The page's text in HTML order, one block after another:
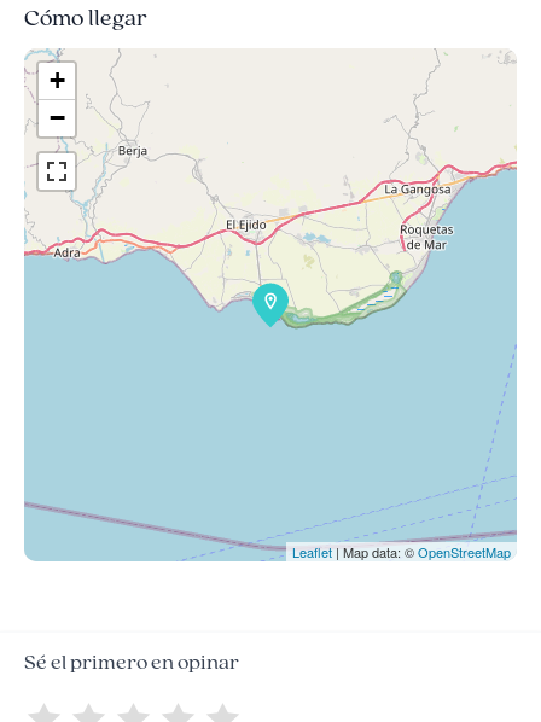
Cómo llegar
+
−
Leaflet | Map data: ©OpenStreetMap
Sé el primero en opinar